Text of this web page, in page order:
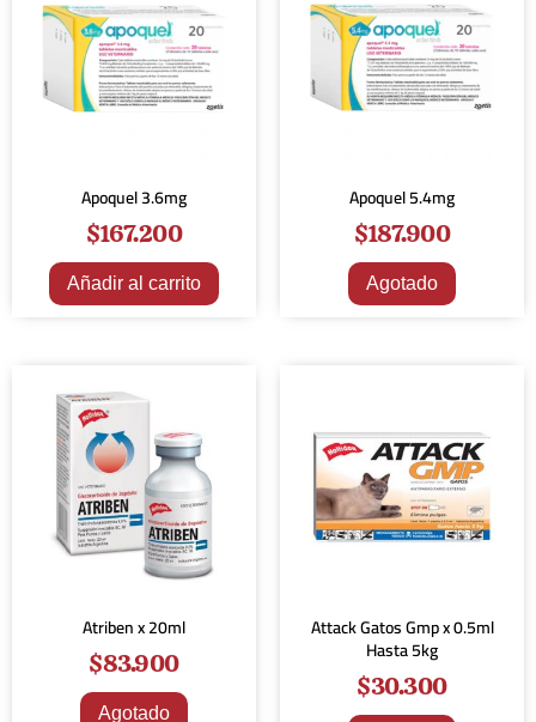
Apoquel 3.6mg
$167.200
Añadir al carrito
Apoquel 5.4mg
$187.900
Agotado
Atriben x 20ml
$83.900
Agotado
Attack Gatos Gmp x 0.5ml
Hasta 5kg
$30.300